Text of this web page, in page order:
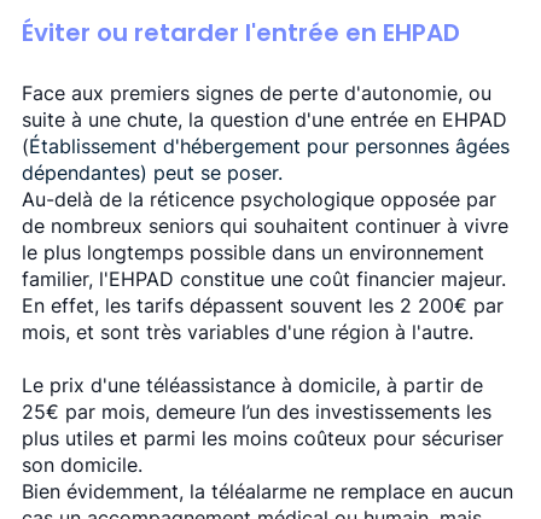
Éviter ou retarder l'entrée en EHPAD
Face aux premiers signes de perte d'autonomie, ou
suite à une chute, la question d'une entrée en EHPAD
(Établissement d'hébergement pour personnes âgées
dépendantes) peut se poser.
Au-delà de la réticence psychologique opposée par
de nombreux seniors qui souhaitent continuer à vivre
le plus longtemps possible dans un environnement
familier, l'EHPAD constitue une coût financier majeur.
En effet, les tarifs dépassent souvent les 2 200€ par
mois, et sont très variables d'une région à l'autre.
Le prix d'une téléassistance à domicile, à partir de
25€ par mois, demeure l’un des investissements les
plus utiles et parmi les moins coûteux pour sécuriser
son domicile.
Bien évidemment, la téléalarme ne remplace en aucun